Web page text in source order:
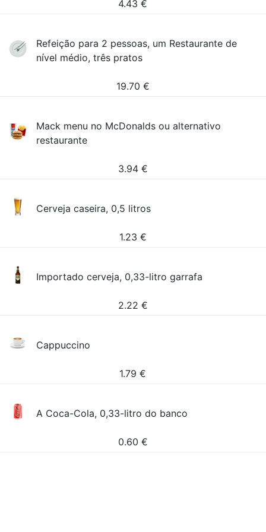
4.43 €
Refeição para 2 pessoas, um Restaurante de
nível médio, três pratos
19.70 €
Mack menu no McDonalds ou alternativo
restaurante
3.94 €
Cerveja caseira, 0,5 litros
1.23 €
Importado cerveja, 0,33-litro garrafa
2.22 €
Cappuccino
1.79 €
A Coca-Cola, 0,33-litro do banco
0.60 €